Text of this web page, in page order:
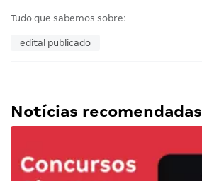
Tudo que sabemos sobre:
edital publicado
Notícias recomendadas